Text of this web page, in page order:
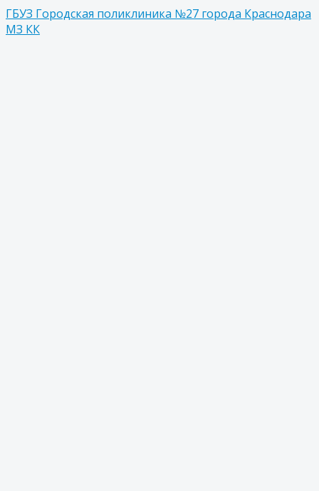
ГБУЗ Городская поликлиника №27 города Краснодара
МЗ КК